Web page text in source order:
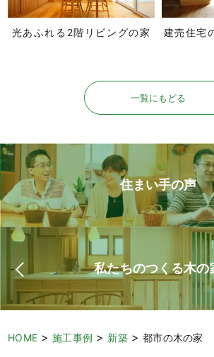
光あふれる2階リビングの家
建売住宅
一覧にもどる
私たちのつくる木の
住まい手の声
HOME>施工事例 > 新築>都市の木の家